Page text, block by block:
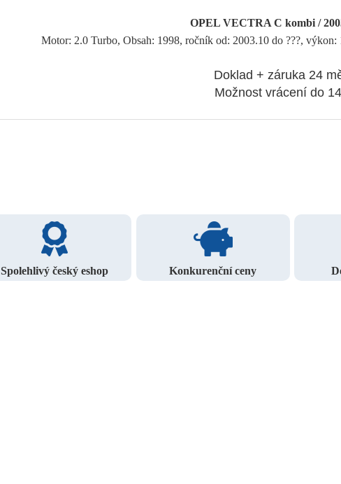
OPEL VECTRA C kombi /
Motor: 2.0 Turbo, Obsah: 1998, ročník od: 2003.10 do ???,
Doklad + záruka 24
Možnost vrácení do
Spolehlivý český eshop Konkurenční ceny